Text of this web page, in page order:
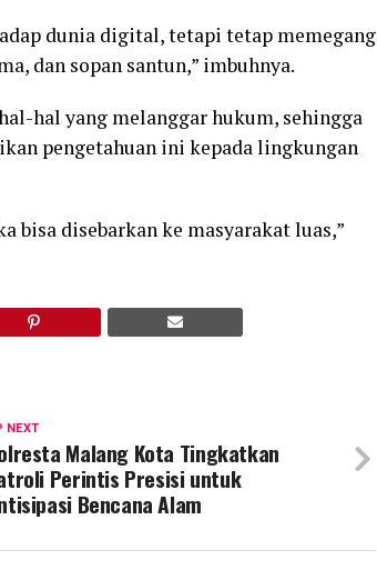
dunia digital, tetapi tetap memegang
dan sopan santun,” imbuhnya.
hal yang melanggar hukum, sehingga
pengetahuan ini kepada lingkungan
bisa disebarkan ke masyarakat luas,”
NEXT
Malang Kota Tingkatkan
Perintis Presisi untuk
Bencana Alam